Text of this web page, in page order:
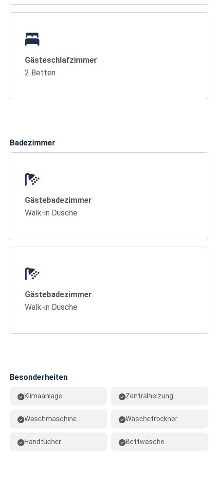
Gästeschlafzimmer
2 Betten
Badezimmer
Gästebadezimmer
Walk-in Dusche
Gästebadezimmer
Walk-in Dusche
Besonderheiten
Klimaanlage Zentralheizung
Waschmaschine Wäschetrockner
Handtücher Bettwäsche